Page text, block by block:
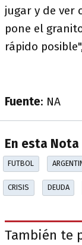
jugar y de ver
pone el
rápido
Fuente: NA
En esta Nota
FUTBOL
CRISIS DEUDA
También te